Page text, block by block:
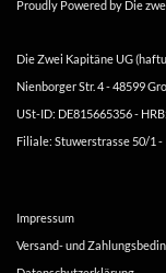
Proudly Powered by Die
Die Zwei Kapitäne UG
Nienborger Str. 4 - 48599
USt-ID: DE815665356 -
Filiale: Stuwerstrasse 50/1
Impressum
Versand- und